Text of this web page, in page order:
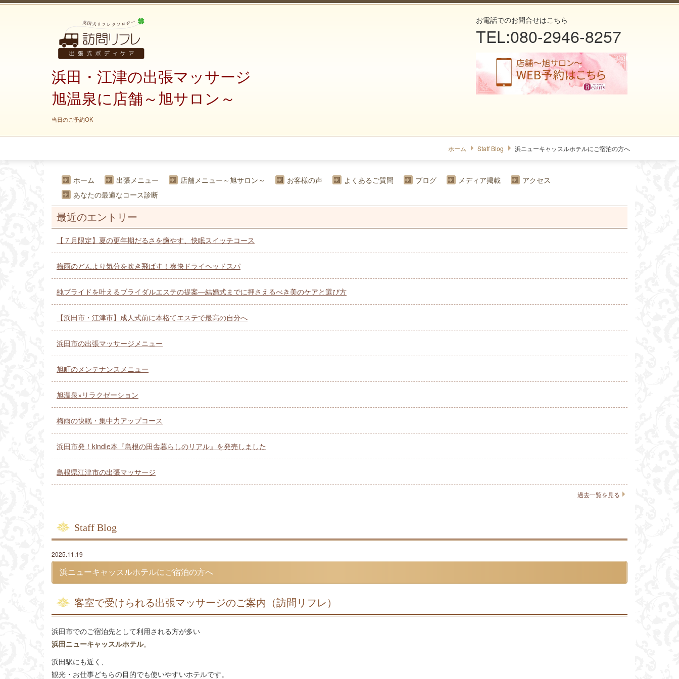
浜田・江津の出張マッサージ
旭温泉に店舗～旭サロン～
当日のご予約OK
お電話でのお問合せはこちら
TEL:080-2946-8257
ホーム Staff Blog 浜ニューキャッスルホテルにご宿泊の方へ
ホーム 出張メニュー 店舗メニュー～旭サロン～ お客様の声 よくあるご質問 ブログ メディア掲載
アクセス
あなたの最適なコース診断
最近のエントリー
【７月限定】夏の更年期だるさを癒やす、快眠スイッチコース
梅雨のどんより気分を吹き飛ばす！爽快ドライヘッドスパ
純ブライドを叶えるブライダルエステの提案—結婚式までに押さえるべき美のケアと選び方
【浜田市・江津市】成人式前に本格てエステで最高の自分へ
浜田市の出張マッサージメニュー
旭町のメンテナンスメニュー
旭温泉×リラクゼーション
梅雨の快眠・集中力アップコース
浜田市発！kindle本『島根の田舎暮らしのリアル』を発売しました
島根県江津市の出張マッサージ
過去一覧を見る
Staff Blog
2025.11.19
浜ニューキャッスルホテルにご宿泊の方へ
客室で受けられる出張マッサージのご案内（訪問リフレ）
浜田市でのご宿泊先として利用される方が多い
浜田ニューキャッスルホテル。
浜田駅にも近く、
観光・お仕事どちらの目的でも使いやすいホテルです。